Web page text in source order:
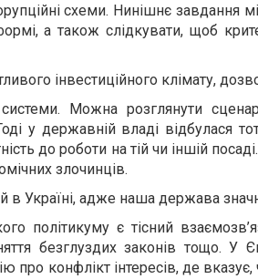
схеми. Нинішнє
а також слідкувати, щоб
інвестиційного клімату,
Можна розглянути
у державній владі відбулася
до роботи на тій чи іншій
злочинців.
в Україні, адже наша держава
політикуму є тісний
безглуздих законів
конфлікт інтересів, де